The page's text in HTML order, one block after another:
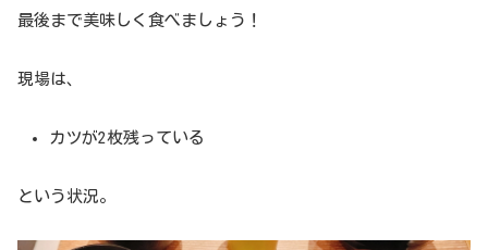
最後まで美味しく食べましょう！
現場は、
カツが2枚残っている
という状況。